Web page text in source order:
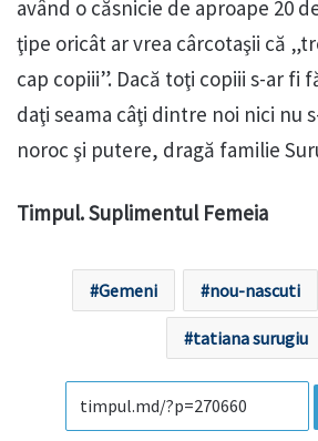
având o căsnicie de aproape 20
ţipe oricât ar vrea cârcotaşii că
cap copiii”. Dacă toţi copiii s-ar fi
daţi seama câţi dintre noi nici nu
noroc şi putere, dragă familie
Timpul. Suplimentul Femeia
Gemeni nou-nascuti
tatiana surugiu